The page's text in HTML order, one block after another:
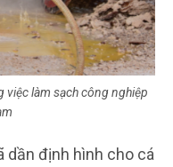
việc làm sạch công nghiệp
dần định hình cho cá